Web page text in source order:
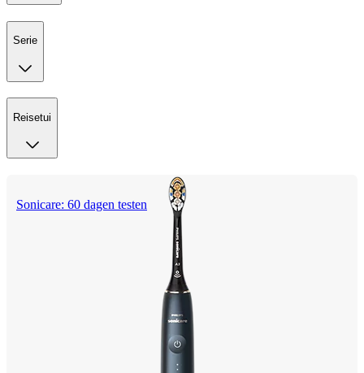
Serie
Reisetui
Sonicare: 60 dagen testen